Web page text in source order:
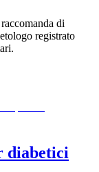
di
registrato
diabetici